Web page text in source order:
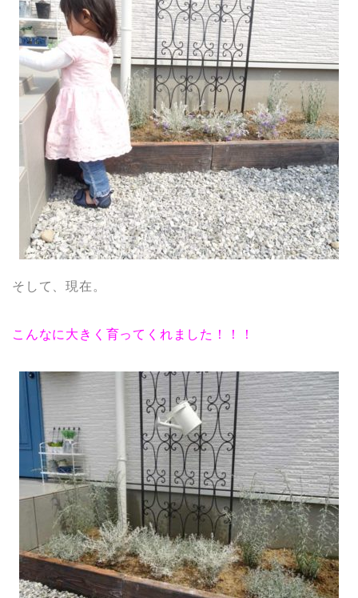
そして、現在。
こんなに大きく育ってくれました！！！